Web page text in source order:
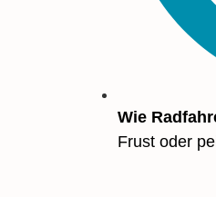
Wie
Frust oder